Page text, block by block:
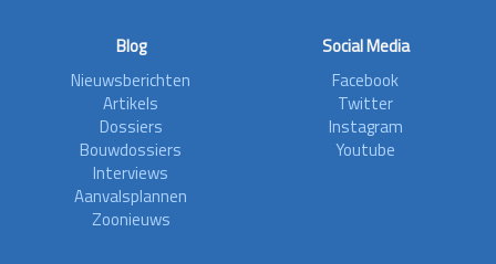
Blog
Nieuwsberichten
Artikels
Dossiers
Bouwdossiers
Interviews
Aanvalsplannen
Zoonieuws
Social Media
Facebook
Twitter
Instagram
Youtube